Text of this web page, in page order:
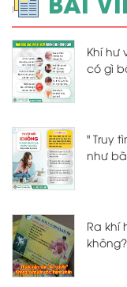
Khí hư
có gì
" Truy
như
Ra khí
không?